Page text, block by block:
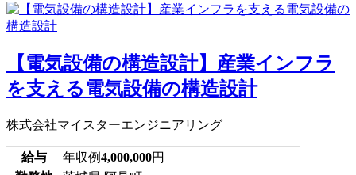
【電気設備の構造設計】産業インフラ
を支える電気設備の構造設計
株式会社マイスターエンジニアリング
給与 年収例4,000,000円